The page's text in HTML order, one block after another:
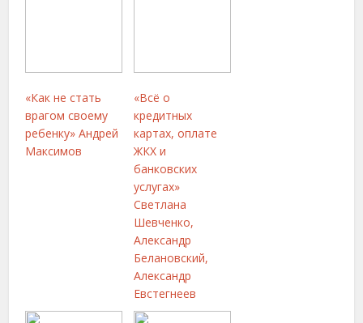
«Как не стать
врагом своему
ребенку» Андрей
Максимов
«Всё о
кредитных
картах, оплате
ЖКХ и
банковских
услугах»
Светлана
Шевченко,
Александр
Белановский,
Александр
Евстегнеев